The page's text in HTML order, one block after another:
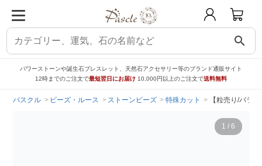
search
パワーストーンや誕生石ブレスレット、天然石アクセサリー等のブランド通販サイト
12時までのご注文で最短翌日にお届け 10,000円以上のご注文で送料無料
パスクル ビーズ・ルース ストーンビーズ 特殊カット 【粒売り/バラ
1 / 6